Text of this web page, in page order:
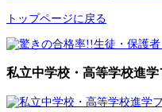
トップページに戻る
私立中学校・高等学校進